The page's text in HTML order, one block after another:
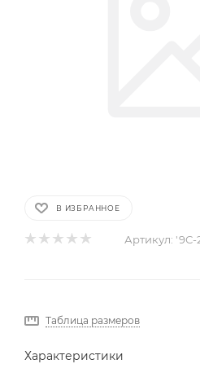
В ИЗБРАННОЕ
Артикул: '9С-
Таблица размеров
Характеристики